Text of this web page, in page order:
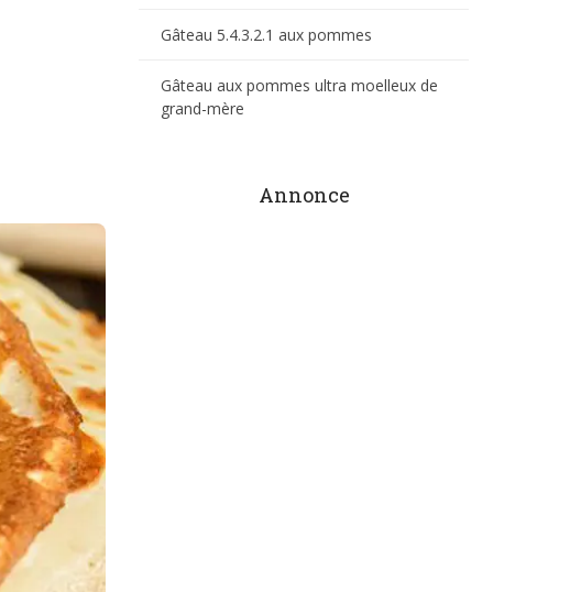
Gâteau 5.4.3.2.1 aux pommes
Gâteau aux pommes ultra moelleux de
grand-mère
Annonce